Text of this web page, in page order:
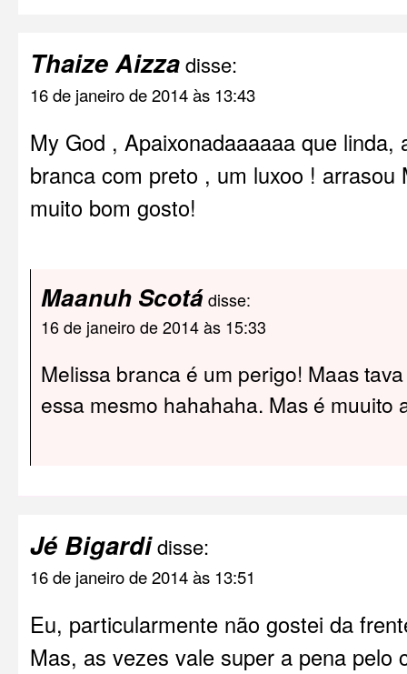
Thaize Aizzadisse:
16 de janeiro de 2014 às 13:43
My God , Apaixonadaaaaaa que linda,
branca com preto , um luxoo ! arrasou
muito bom gosto!
Maanuh Scotádisse:
16 de janeiro de 2014 às 15:33
Melissa branca é um perigo! Maas
essa mesmo hahahaha. Mas é muuito
Jé Bigardidisse:
16 de janeiro de 2014 às 13:51
Eu, particularmente não gostei da
Mas, as vezes vale super a pena